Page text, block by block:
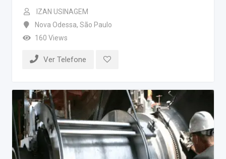
IZAN USINAGEM
Nova Odessa, São Paulo
160 Views
Ver Telefone